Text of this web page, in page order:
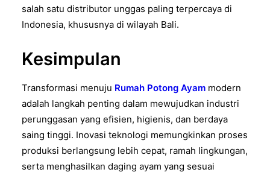
salah satu distributor unggas paling terpercaya di
Indonesia, khususnya di wilayah Bali.
Kesimpulan
Transformasi menuju Rumah Potong Ayam modern
adalah langkah penting dalam mewujudkan industri
perunggasan yang efisien, higienis, dan berdaya
saing tinggi. Inovasi teknologi memungkinkan proses
produksi berlangsung lebih cepat, ramah lingkungan,
serta menghasilkan daging ayam yang sesuai